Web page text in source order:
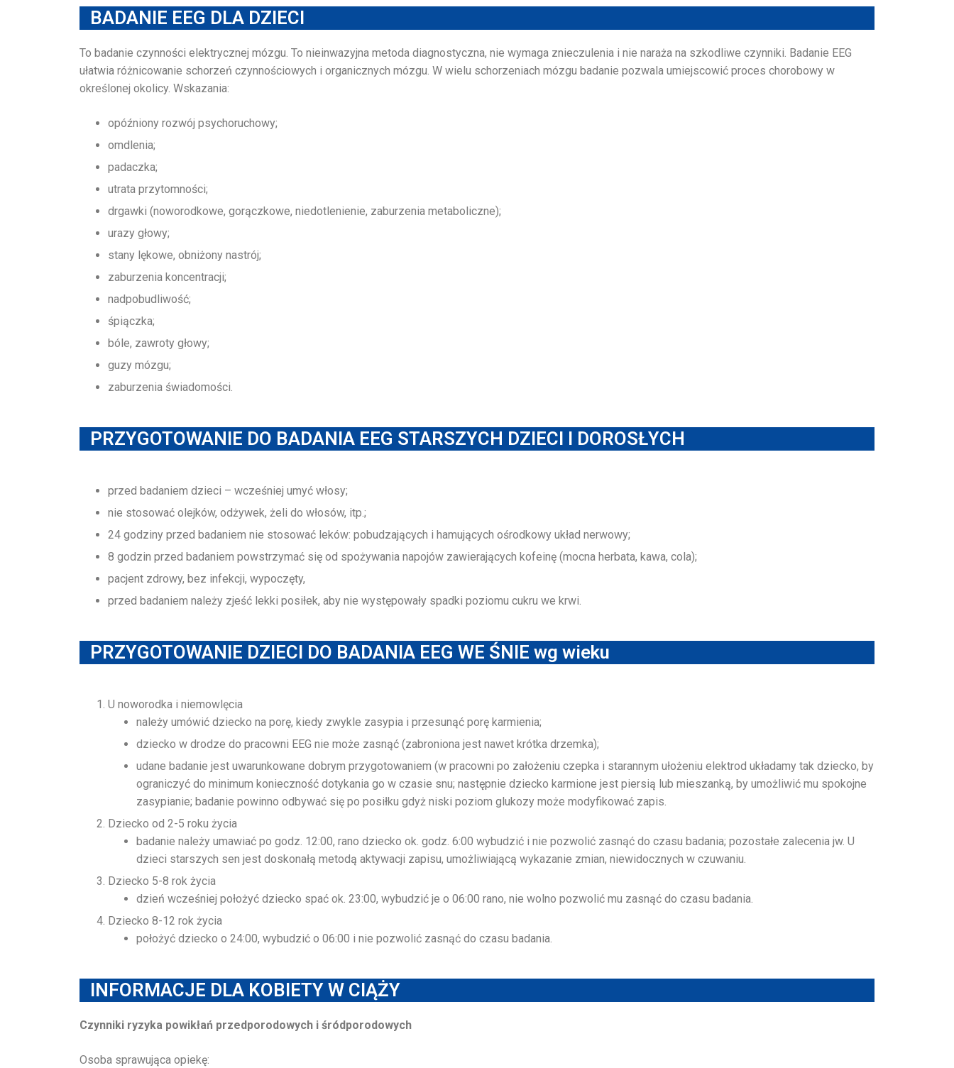
BADANIE EEG DLA DZIECI
To badanie czynności elektrycznej mózgu. To nieinwazyjna metoda diagnostyczna, nie wymaga znieczulenia i nie naraża na szkodliwe czynniki. Badanie EEG
ułatwia różnicowanie schorzeń czynnościowych i organicznych mózgu. W wielu schorzeniach mózgu badanie pozwala umiejscowić proces chorobowy w
określonej okolicy. Wskazania:
opóźniony rozwój psychoruchowy;
omdlenia;
padaczka;
utrata przytomności;
drgawki (noworodkowe, gorączkowe, niedotlenienie, zaburzenia metaboliczne);
urazy głowy;
stany lękowe, obniżony nastrój;
zaburzenia koncentracji;
nadpobudliwość;
śpiączka;
bóle, zawroty głowy;
guzy mózgu;
zaburzenia świadomości.
PRZYGOTOWANIE DO BADANIA EEG STARSZYCH DZIECI I DOROSŁYCH
przed badaniem dzieci – wcześniej umyć włosy;
nie stosować olejków, odżywek, żeli do włosów, itp.;
24 godziny przed badaniem nie stosować leków: pobudzających i hamujących ośrodkowy układ nerwowy;
8 godzin przed badaniem powstrzymać się od spożywania napojów zawierających kofeinę (mocna herbata, kawa, cola);
pacjent zdrowy, bez infekcji, wypoczęty,
przed badaniem należy zjeść lekki posiłek, aby nie występowały spadki poziomu cukru we krwi.
PRZYGOTOWANIE DZIECI DO BADANIA EEG WE ŚNIE wg wieku
U noworodka i niemowlęcia
należy umówić dziecko na porę, kiedy zwykle zasypia i przesunąć porę karmienia;
dziecko w drodze do pracowni EEG nie może zasnąć (zabroniona jest nawet krótka drzemka);
udane badanie jest uwarunkowane dobrym przygotowaniem (w pracowni po założeniu czepka i starannym ułożeniu elektrod układamy tak dziecko, by
ograniczyć do minimum konieczność dotykania go w czasie snu; następnie dziecko karmione jest piersią lub mieszanką, by umożliwić mu spokojne
zasypianie; badanie powinno odbywać się po posiłku gdyż niski poziom glukozy może modyfikować zapis.
Dziecko od 2-5 roku życia
badanie należy umawiać po godz. 12:00, rano dziecko ok. godz. 6:00 wybudzić i nie pozwolić zasnąć do czasu badania; pozostałe zalecenia jw. U
dzieci starszych sen jest doskonałą metodą aktywacji zapisu, umożliwiającą wykazanie zmian, niewidocznych w czuwaniu.
Dziecko 5-8 rok życia
dzień wcześniej położyć dziecko spać ok. 23:00, wybudzić je o 06:00 rano, nie wolno pozwolić mu zasnąć do czasu badania.
Dziecko 8-12 rok życia
położyć dziecko o 24:00, wybudzić o 06:00 i nie pozwolić zasnąć do czasu badania.
INFORMACJE DLA KOBIETY W CIĄŻY
Czynniki ryzyka powikłań przedporodowych i śródporodowych
Osoba sprawująca opiekę: